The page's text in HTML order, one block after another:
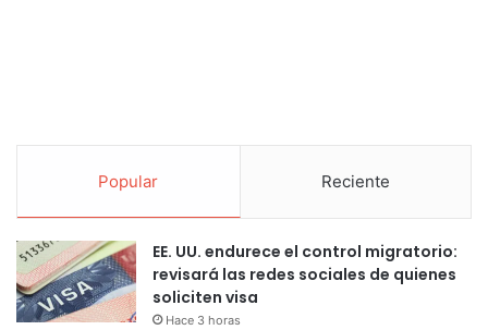
Popular Reciente
EE. UU. endurece el control migratorio:
revisará las redes sociales de quienes
soliciten visa
Hace 3 horas